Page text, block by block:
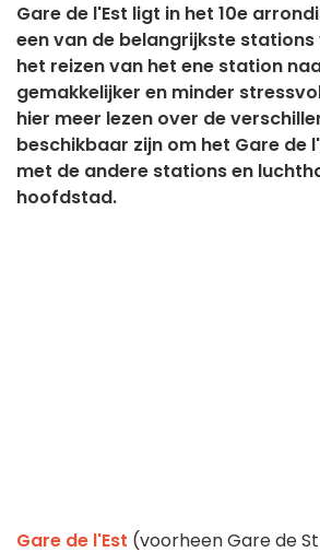
Gare de l'Est ligt in het 10e
een van de belangrijkste stations
het reizen van het ene station
gemakkelijker en minder
hier meer lezen over de
beschikbaar zijn om het Gare de
met de andere stations en
hoofdstad.
Gare de l'Est (voorheen Gare de